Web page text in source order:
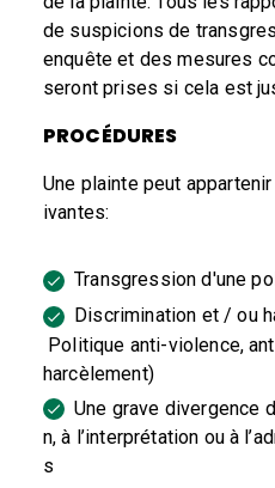
de suspicions de
enquête et des mesures
seront prises si cela est
PROCÉDURES
Une plainte peut
ivantes:
Transgression d'une
Discrimination et / ou
Politique anti-violence,
harcèlement)
Une grave divergence
n, à l’interprétation ou à
s